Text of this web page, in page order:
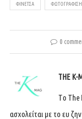
ΦΙΝΈΤΣΑ ΦΩΤΟΓΡΑΦΙΣΗ
0
THE K-
Tο The
ασχολείται με το ευ